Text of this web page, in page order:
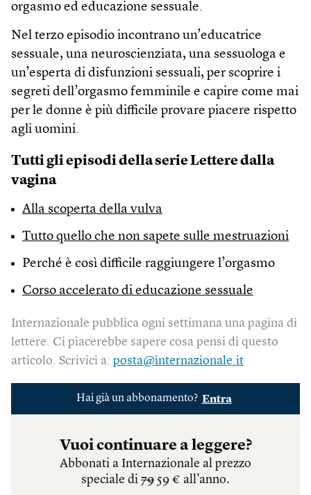
orgasmo ed educazione sessuale.
Nel terzo episodio incontrano un’educatrice
sessuale, una neuroscienziata, una sessuologa e
un’esperta di disfunzioni sessuali, per scoprire i
segreti dell’orgasmo femminile e capire come mai
per le donne è più difficile provare piacere rispetto
agli uomini.
Tutti gli episodi della serie Lettere dalla
vagina
Alla scoperta della vulva
Tutto quello che non sapete sulle mestruazioni
Perché è così difficile raggiungere l’orgasmo
Corso accelerato di educazione sessuale
Internazionale pubblica ogni settimana una pagina di
lettere. Ci piacerebbe sapere cosa pensi di questo
articolo. Scrivici a: posta@internazionale.it